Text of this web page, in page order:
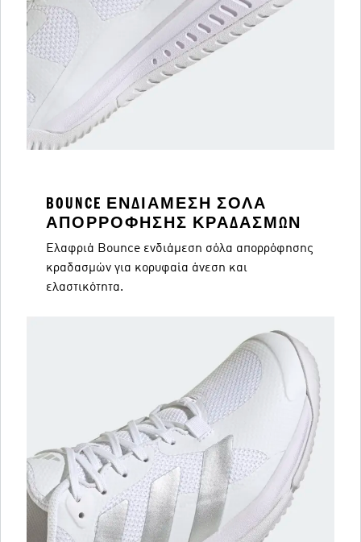
BOUNCE ΕΝΔΙΆΜΕΣΗ ΣΌΛΑ
ΑΠΟΡΡΌΦΗΣΗΣ ΚΡΑΔΑΣΜΏΝ
Ελαφριά Bounce ενδιάμεση σόλα απορρόφησης
κραδασμών για κορυφαία άνεση και
ελαστικότητα.